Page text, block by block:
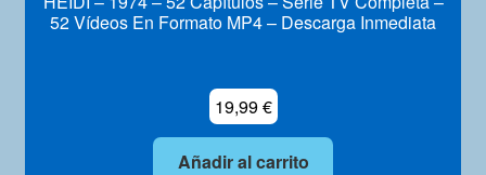
52 Vídeos En Formato MP4 – Descarga Inmediata
19,99€
Añadir al carrito